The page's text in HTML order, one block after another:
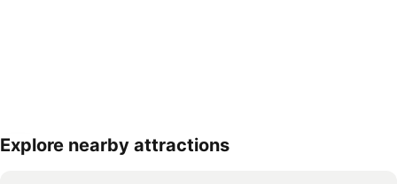
Ανάπτυξη χάρτη
Explore nearby attractions